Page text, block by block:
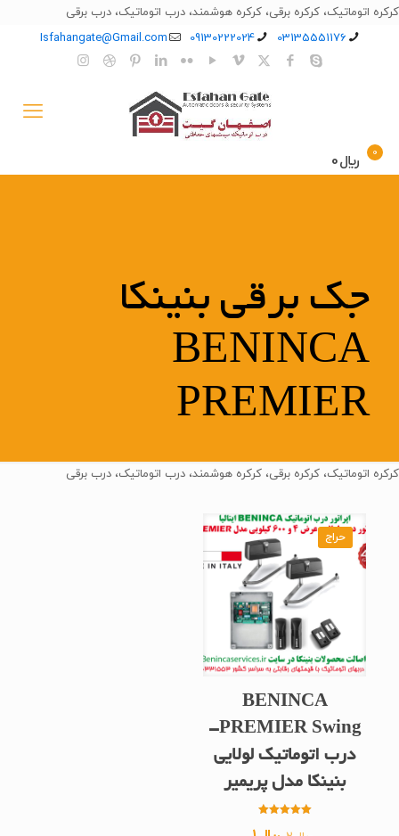
کرکره اتوماتیک، کرکره برقی، کرکره هوشمند، درب اتوماتیک، درب برقی
03135551176
09130222024
Isfahangate@Gmail.com
0 ﷼0
جک برقی بنینکا
BENINCA
PREMIER
کرکره اتوماتیک، کرکره برقی، کرکره هوشمند، درب اتوماتیک، درب برقی
حراج
BENINCA
PREMIER Swing-
درب اتوماتیک لولایی
بنینکا مدل پریمیر
5.00